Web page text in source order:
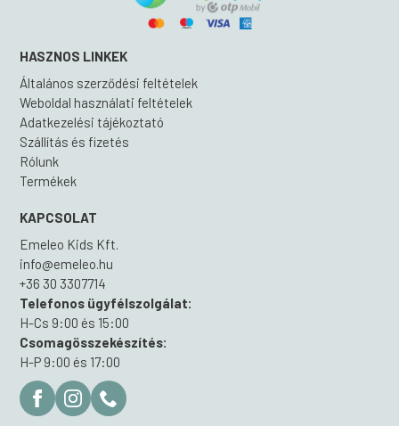
HASZNOS LINKEK
Általános szerződési feltételek
Weboldal használati feltételek
Adatkezelési tájékoztató
Szállítás és fizetés
Rólunk
Termékek
KAPCSOLAT
Emeleo Kids Kft.
info@emeleo.hu
+36 30 3307714
Telefonos ügyfélszolgálat:
H-Cs 9:00 és 15:00
Csomagösszekészítés:
H-P 9:00 és 17:00